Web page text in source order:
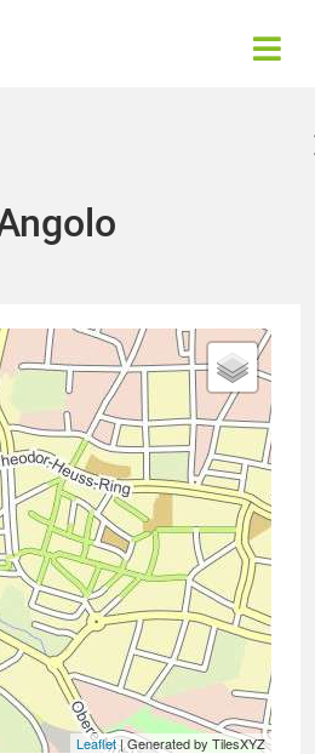
Leaflet| Generated by TilesXYZ